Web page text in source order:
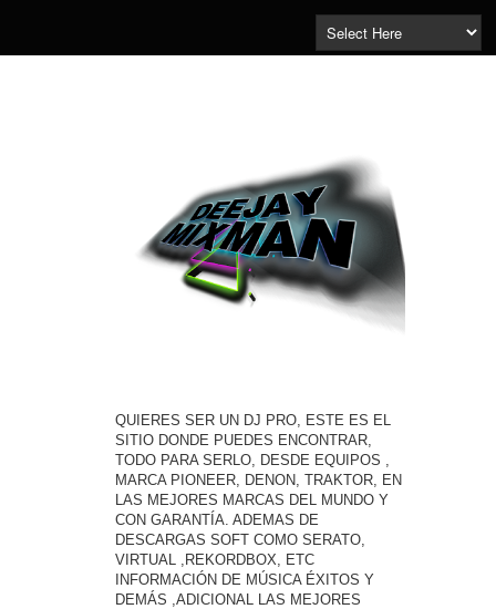
QUIERES SER UN DJ PRO, ESTE ES EL
SITIO DONDE PUEDES ENCONTRAR,
TODO PARA SERLO, DESDE EQUIPOS ,
MARCA PIONEER, DENON, TRAKTOR, EN
LAS MEJORES MARCAS DEL MUNDO Y
CON GARANTÍA. ADEMAS DE
DESCARGAS SOFT COMO SERATO,
VIRTUAL ,REKORDBOX, ETC
INFORMACIÓN DE MÚSICA ÉXITOS Y
DEMÁS ,ADICIONAL LAS MEJORES